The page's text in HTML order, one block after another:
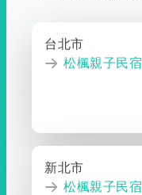
台北市
松楓親子民宿
新北市
松楓親子民宿